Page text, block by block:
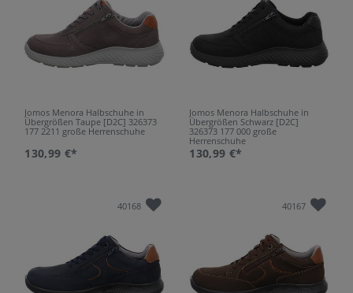
Jomos Menora Halbschuhe in
Übergrößen Taupe [D2C] 326373
177 2211 große Herrenschuhe
130,99 €*
Jomos Menora Halbschuhe in
Übergrößen Schwarz [D2C]
326373 177 000 große
Herrenschuhe
130,99 €*
40168 40167